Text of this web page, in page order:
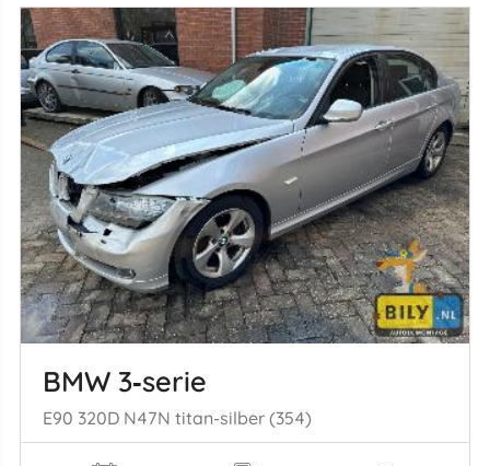
BMW 3‑serie
E90 320D N47N titan-silber (354)